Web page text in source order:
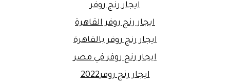
ايجار رنج روفر
ايجار رنج روفر القاهرة
ايجار رنج روفر بالقاهرة
ايجار رنج روفر في مصر
ايجار رنج روفر2022